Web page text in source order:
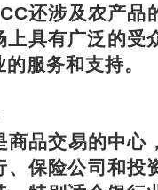
还涉及农产品
上具有广泛的受
服务和支持。
商品交易的中心
、保险公司和投